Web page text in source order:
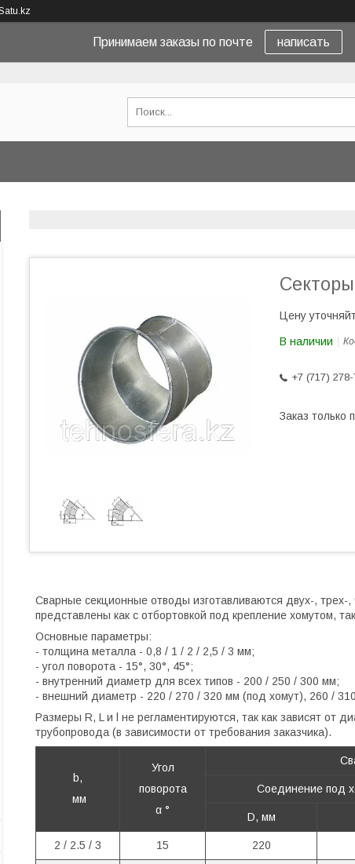
Принимаем заказы по почте написать
Секторы
Цену
В наличии
+7 (717)
Заказ только
Сварные секционные отводы изготавливаются двух-, трех-
представлены как с отбортовкой под крепление хомутом,
Основные параметры:
- толщина металла - 0,8 / 1 / 2 / 2,5 / 3 мм;
- угол поворота - 15°, 30°, 45°;
- внутренний диаметр для всех типов - 200 / 250 / 300 мм;
- внешний диаметр - 220 / 270 / 320 мм (под хомут), 260 /
Размеры R, L и l не регламентируются, так как зависят от
трубопровода (в зависимости от требования заказчика).
b,
мм
Угол
поворота
α °
Соединение под
D, мм
2 / 2.5 / 3 15 220